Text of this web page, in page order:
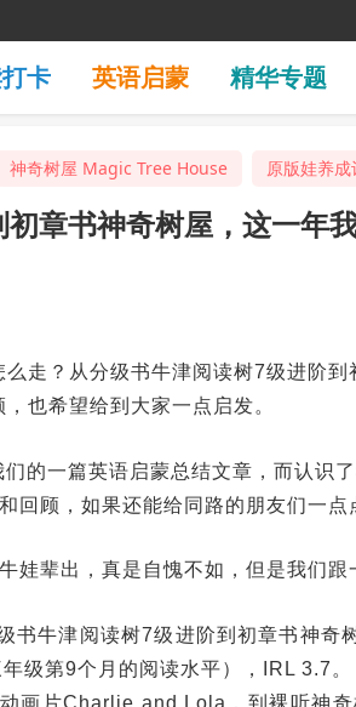
卡 英语启蒙 精华专题
神奇树屋 Magic Tree House 原版娃养成
章书神奇树屋，这一年
走？从分级书牛津阅读树7级进阶
也希望给到大家一点启发。
的一篇英语启蒙总结文章，而认识
回顾，如果还能给同路的朋友们一点
娃辈出，真是自愧不如，但是我们跟
书牛津阅读树7级进阶到初章书神奇
级第9个月的阅读水平），IRL 3.7。
画片Charlie and Lola，到裸听神